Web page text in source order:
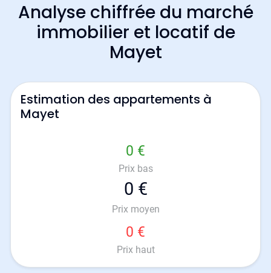
Analyse chiffrée du marché
immobilier et locatif de
Mayet
Estimation des appartements à
Mayet
0 €
Prix bas
0 €
Prix moyen
0 €
Prix haut